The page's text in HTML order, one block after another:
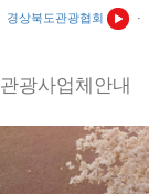
경상북도관광협회 ·
관광사업체안내